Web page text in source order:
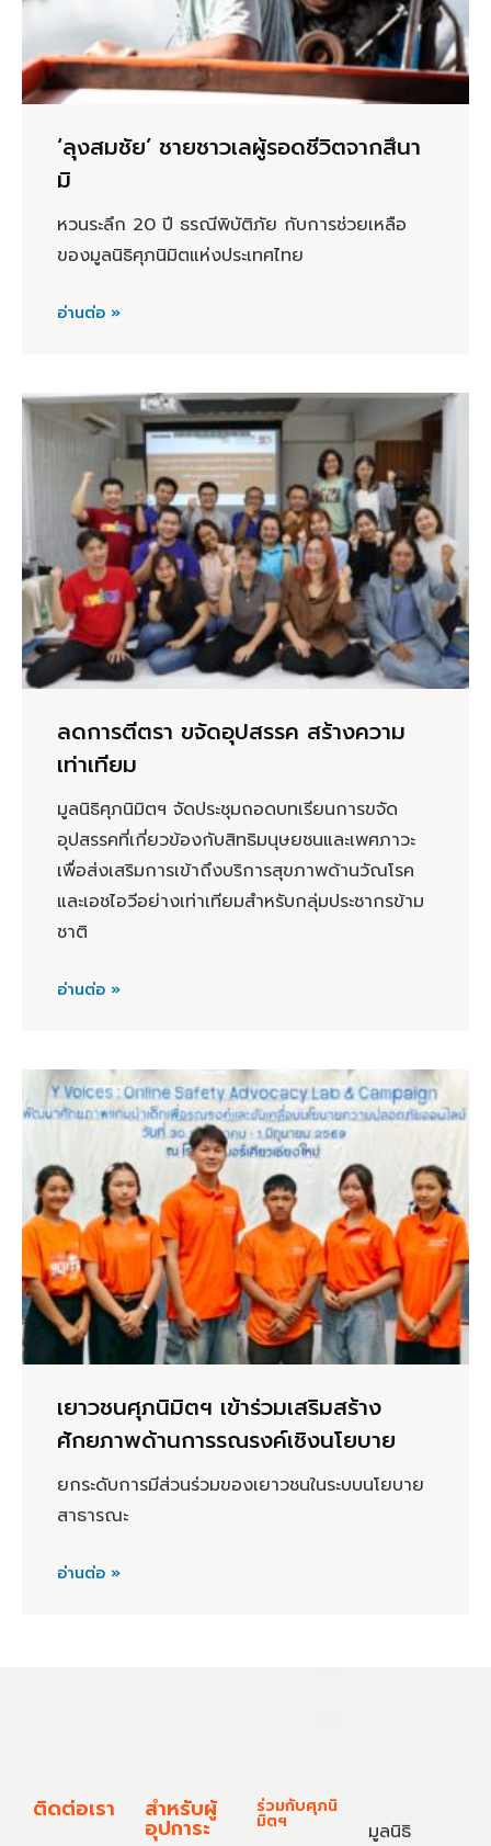
‘ลุงสมชัย’ ชายชาวเลผู้รอดชีวิตจากสึนา
มิ
หวนระลึก 20 ปี ธรณีพิบัติภัย กับการช่วยเหลือ
ของมูลนิธิศุภนิมิตแห่งประเทศไทย
อ่านต่อ »
ลดการตีตรา ขจัดอุปสรรค สร้างความ
เท่าเทียม
มูลนิธิศุภนิมิตฯ จัดประชุมถอดบทเรียนการขจัด
อุปสรรคที่เกี่ยวข้องกับสิทธิมนุษยชนและเพศภาวะ
เพื่อส่งเสริมการเข้าถึงบริการสุขภาพด้านวัณโรค
และเอชไอวีอย่างเท่าเทียมสำหรับกลุ่มประชากรข้าม
ชาติ
อ่านต่อ »
เยาวชนศุภนิมิตฯ เข้าร่วมเสริมสร้าง
ศักยภาพด้านการรณรงค์เชิงนโยบาย
ยกระดับการมีส่วนร่วมของเยาวชนในระบบนโยบาย
สาธารณะ
อ่านต่อ »
ติดต่อเรา สำหรับผู้
อุปการะ
ร่วมกับศุภนิ
มิตฯ
มูลนิธิ